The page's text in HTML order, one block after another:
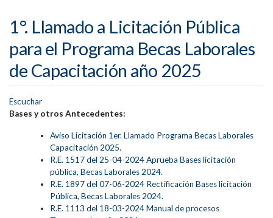
1°. Llamado a Licitación Pública
para el Programa Becas Laborales
de Capacitación año 2025
Escuchar
Bases y otros Antecedentes:
Aviso Licitación 1er. Llamado Programa Becas Laborales
Capacitación 2025.
R.E. 1517 del 25-04-2024 Aprueba Bases licitación
pública, Becas Laborales 2024.
R.E. 1897 del 07-06-2024 Rectificación Bases licitación
Pública, Becas Laborales 2024.
R.E. 1113 del 18-03-2024 Manual de procesos